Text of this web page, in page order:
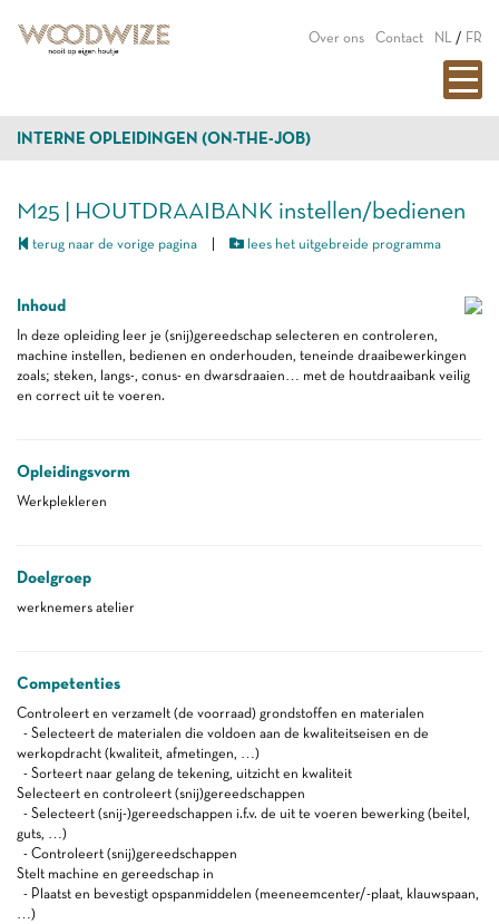
Over ons Contact NL / FR
INTERNE OPLEIDINGEN (ON-THE-JOB)
M25 | HOUTDRAAIBANK instellen/bedienen
terug naar de vorige pagina lees het uitgebreide programma
Inhoud
In deze opleiding leer je (snij)gereedschap selecteren en controleren,
machine instellen, bedienen en onderhouden, teneinde draaibewerkingen
zoals; steken, langs-, conus- en dwarsdraaien… met de houtdraaibank veilig
en correct uit te voeren.
Opleidingsvorm
Werkplekleren
Doelgroep
werknemers atelier
Competenties
Controleert en verzamelt (de voorraad) grondstoffen en materialen
- Selecteert de materialen die voldoen aan de kwaliteitseisen en de
werkopdracht (kwaliteit, afmetingen, …)
- Sorteert naar gelang de tekening, uitzicht en kwaliteit
Selecteert en controleert (snij)gereedschappen
- Selecteert (snij-)gereedschappen i.f.v. de uit te voeren bewerking (beitel,
guts, …)
- Controleert (snij)gereedschappen
Stelt machine en gereedschap in
- Plaatst en bevestigt opspanmiddelen (meeneemcenter/-plaat, klauwspaan,
…)